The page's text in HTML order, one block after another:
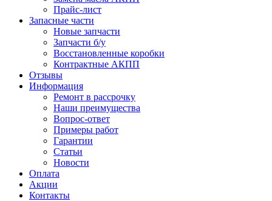
Прайс-лист
Запасные части
Новые запчасти
Запчасти б/у
Восстановленные коробки
Контрактные АКПП
Отзывы
Информация
Ремонт в рассрочку
Наши преимущества
Вопрос-ответ
Примеры работ
Гарантии
Статьи
Новости
Оплата
Акции
Контакты